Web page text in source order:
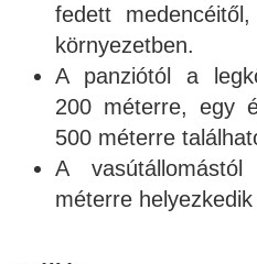
fedett
környezetben.
A panziótól a
200 méterre, egy
500 méterre
A
méterre helyezkedik